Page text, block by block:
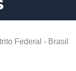
Federal - Brasil